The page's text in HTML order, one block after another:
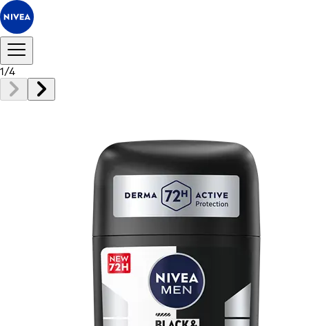
1/4